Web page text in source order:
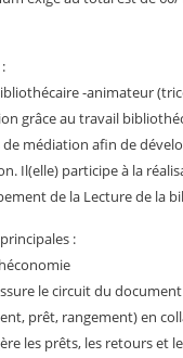
-animateur
grâce au travail
de médiation afin de
Il(elle) participe à la
de la Lecture de la
:
le circuit du
prêt, rangement) en
les prêts, les retours et